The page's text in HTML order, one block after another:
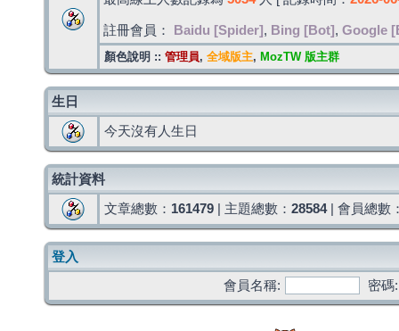
註冊會員： Baidu [Spider] , Bing [Bot] , Google
顏色說明 :: 管理員, 全域版主, MozTW 版主群
生日
今天沒有人生日
統計資料
文章總數： 161479 | 主題總數： 28584| 會員總數
登入
會員名稱:
密碼: